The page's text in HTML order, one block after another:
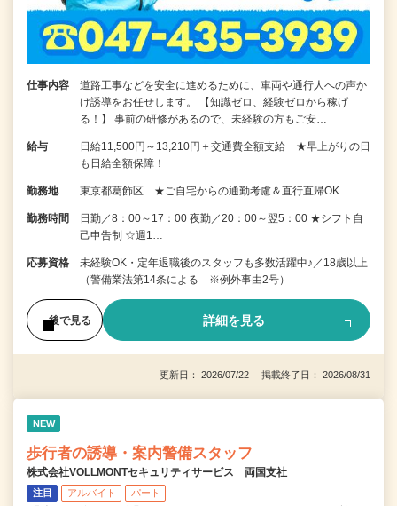
仕事内容
道路工事などを安全に進めるために、車両や通行人への声か
け誘導をお任せします。 【知識ゼロ、経験ゼロから稼げ
る！】 事前の研修があるので、未経験の方もご安…
給与
日給11,500円～13,210円＋交通費全額支給 ★早上がりの日
も日給全額保障！
勤務地 東京都葛飾区 ★ご自宅からの通勤考慮＆直行直帰OK
勤務時間
日勤／8：00～17：00 夜勤／20：00～翌5：00 ★シフト自
己申告制 ☆週1…
応募資格
未経験OK・定年退職後のスタッフも多数活躍中♪／18歳以上
（警備業法第14条による ※例外事由2号）
後で見る 詳細を見る
更新日： 2026/07/22 掲載終了日： 2026/08/31
NEW
歩行者の誘導・案内警備スタッフ
株式会社VOLLMONTセキュリティサービス 両国支社
注目 アルバイト パート